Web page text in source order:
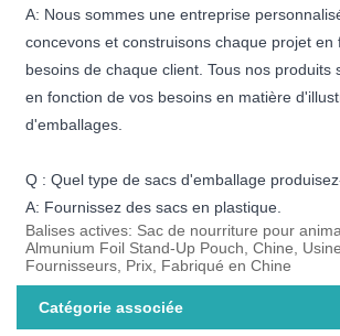
A: Nous sommes une entreprise
concevons et construisons chaque projet en
besoins de chaque client. Tous nos produits
en fonction de vos besoins en matière
d'emballages.
Q : Quel type de sacs d'emballage
A: Fournissez des sacs en plastique.
Balises actives: Sac de nourriture pour
Almunium Foil Stand-Up Pouch, Chine,
Fournisseurs, Prix, Fabriqué en Chine
Catégorie associée